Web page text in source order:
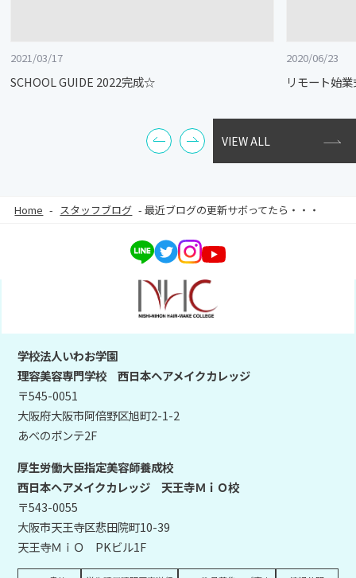
2021/03/17
SCHOOL GUIDE 2022完成☆
2020/06/23
リモート始
VIEW ALL
Home - スタッフブログ -最近ブログの更新サボってたら・・・
学校法人いわお学園
理容美容専門学校 西日本ヘアメイクカレッジ
〒545-0051
大阪府大阪市阿倍野区旭町2-1-2
あべのポンテ2F
厚生労働大臣指定美容師養成校
西日本ヘアメイクカレッジ 天王寺ＭｉＯ校
〒543-0055
大阪市天王寺区悲田院町10-39
天王寺ＭｉＯ PKビル1F